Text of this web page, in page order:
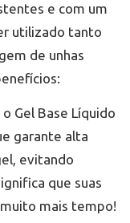
e com um
utilizado tanto
de unhas
Gel Base Líquido
garante alta
evitando
que suas
mais tempo!